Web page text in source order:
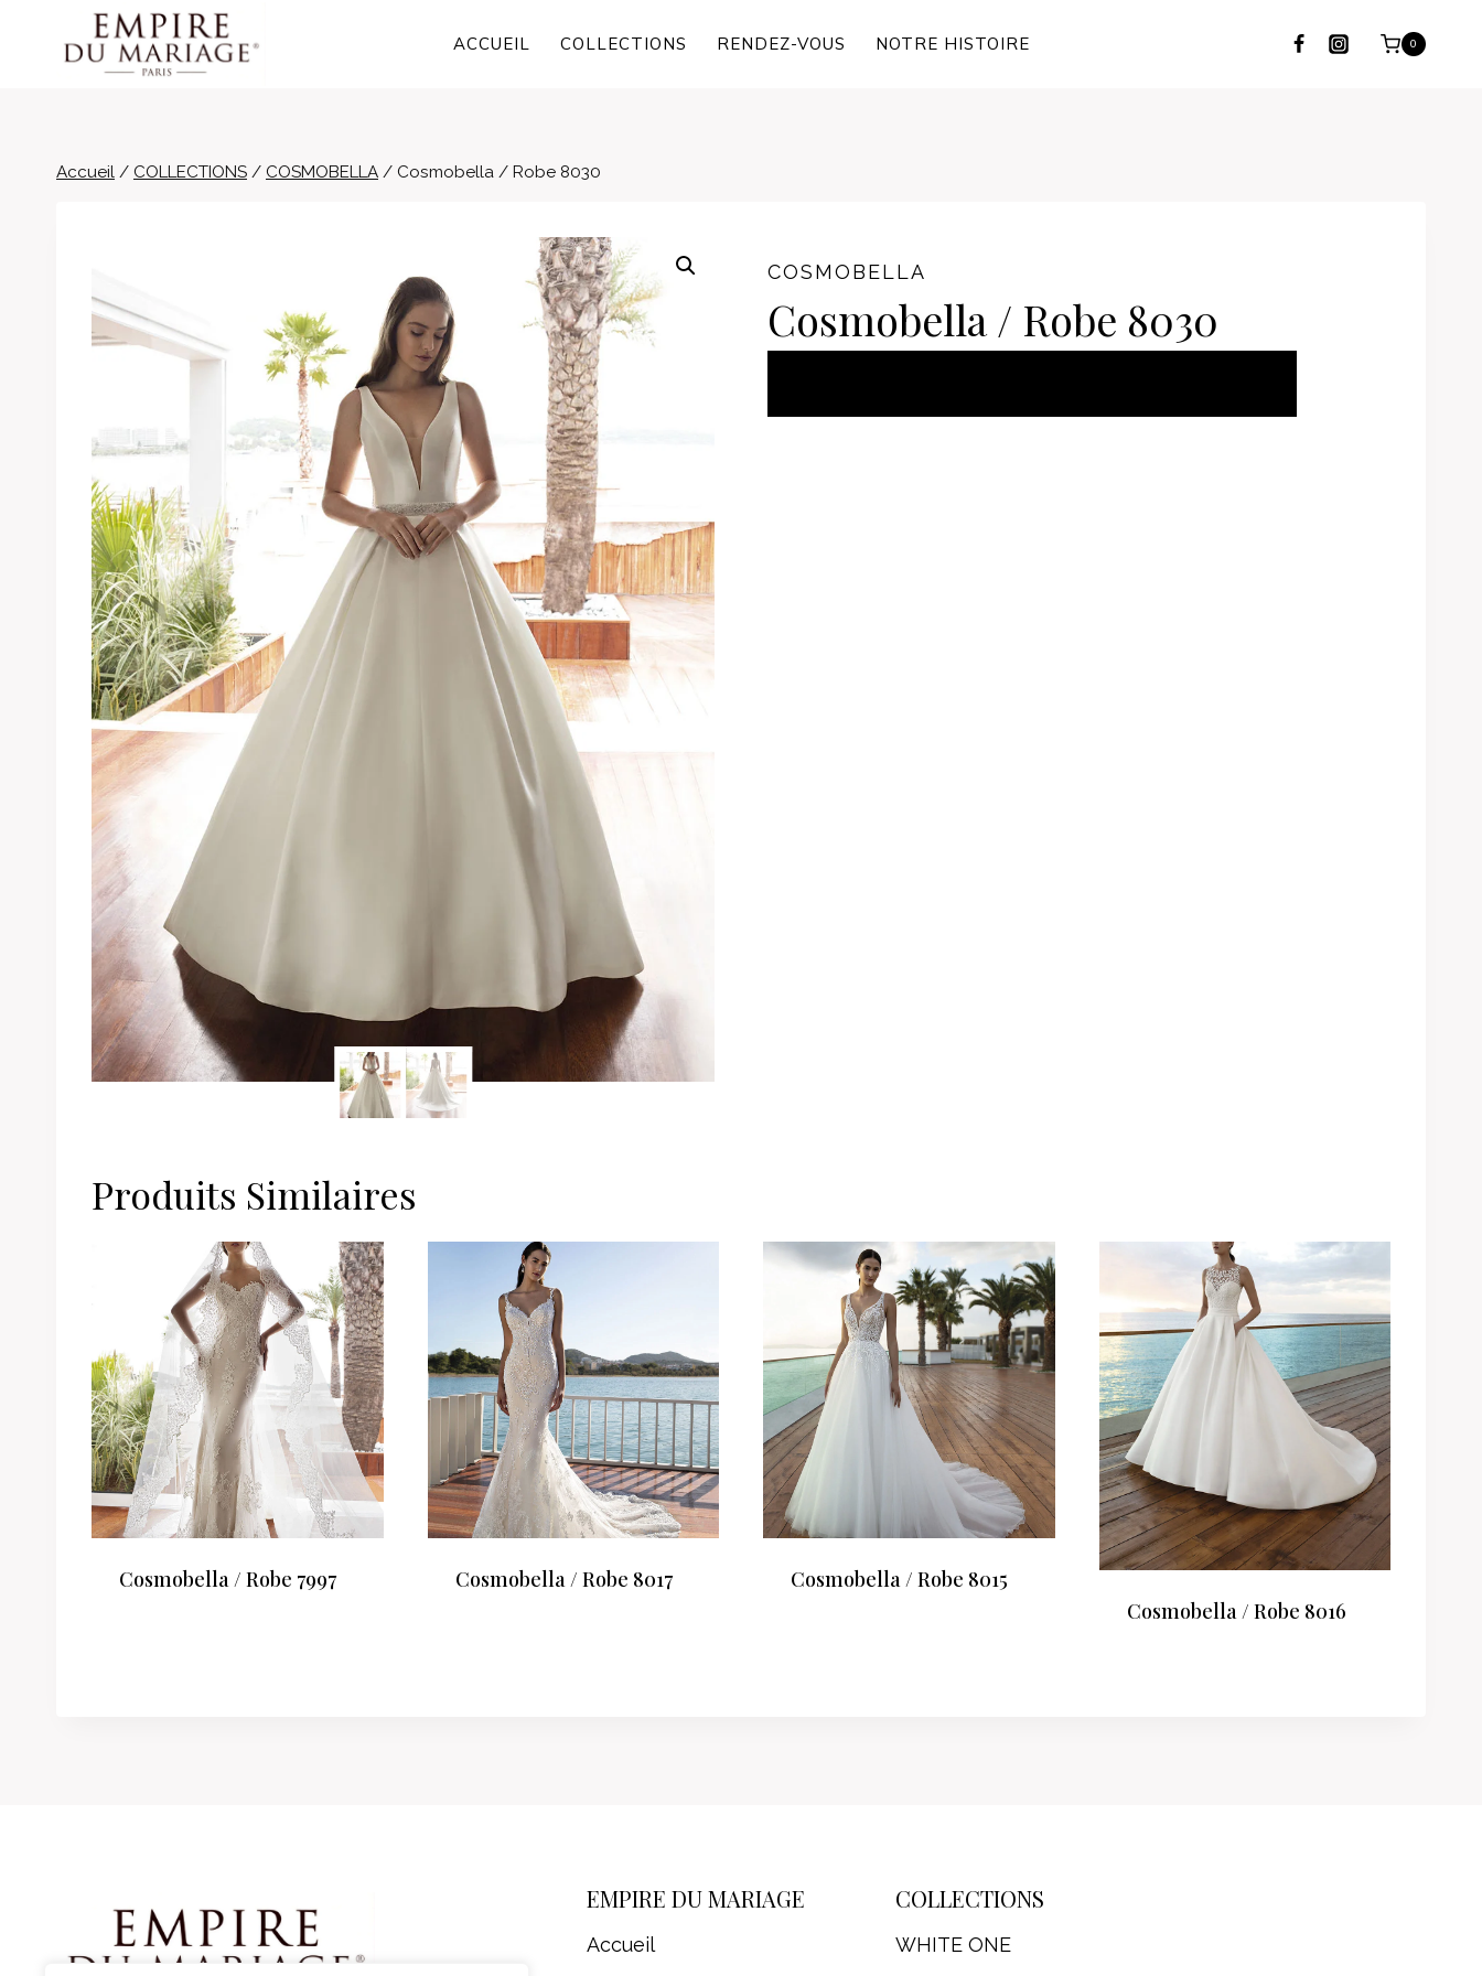
ACCUEIL COLLECTIONS RENDEZ-VOUS NOTRE HISTOIRE 0
Accueil / COLLECTIONS / COSMOBELLA / Cosmobella / Robe 8030
COSMOBELLA
Cosmobella / Robe 8030
Produits Similaires
Cosmobella / Robe 7997 Cosmobella / Robe 8017
Cosmobella / Robe 8015
Cosmobella / Robe 8016
EMPIRE DU MARIAGE
Accueil
COLLECTIONS
WHITE ONE